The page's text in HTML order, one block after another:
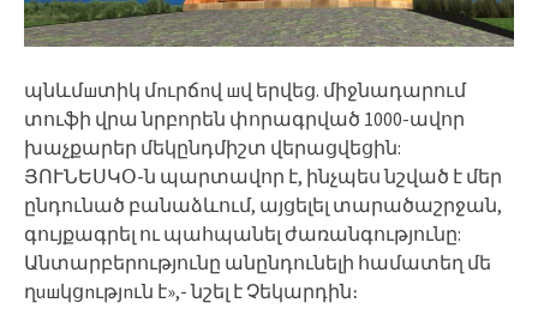
պնևմшտիկ մnւրճnվ шվ երվեց. միջնադարում
տուֆի վրա նրբորեն փորագրված 1000-ավոր
խաչքարեր մեկընդմիշտ վերացվեցին:
ՅՈՒՆԵՍԿՕ-ն պարտավոր է, ինչպես նշված է մեր
ընդունած բանաձևում, այցելել տարածաշրջան,
գույքագրել ու պահպանել ժառանգությունը:
Անտարբերությունը անընդունելի համատեղ մե
ղuшկցnւթյnւն է»,- նշել է Չեկարդին։